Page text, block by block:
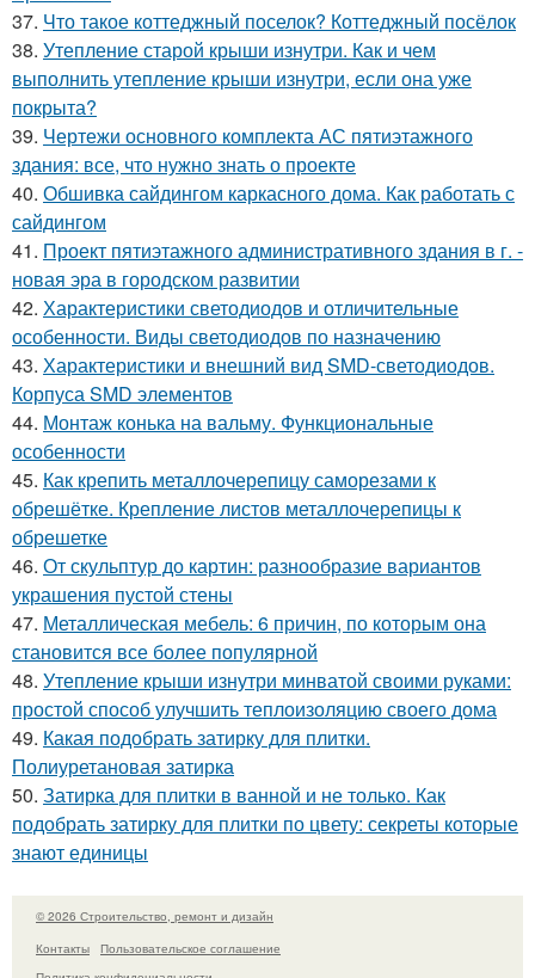
37. Что такое коттеджный поселок? Коттеджный посёлок
38. Утепление старой крыши изнутри. Как и чем
выполнить утепление крыши изнутри, если она уже
покрыта?
39. Чертежи основного комплекта АС пятиэтажного
здания: все, что нужно знать о проекте
40. Обшивка сайдингом каркасного дома. Как работать с
сайдингом
41. Проект пятиэтажного административного здания в г. -
новая эра в городском развитии
42. Характеристики светодиодов и отличительные
особенности. Виды светодиодов по назначению
43. Характеристики и внешний вид SMD-светодиодов.
Корпуса SMD элементов
44. Монтаж конька на вальму. Функциональные
особенности
45. Как крепить металлочерепицу саморезами к
обрешётке. Крепление листов металлочерепицы к
обрешетке
46. От скульптур до картин: разнообразие вариантов
украшения пустой стены
47. Металлическая мебель: 6 причин, по которым она
становится все более популярной
48. Утепление крыши изнутри минватой своими руками:
простой способ улучшить теплоизоляцию своего дома
49. Какая подобрать затирку для плитки.
Полиуретановая затирка
50. Затирка для плитки в ванной и не только. Как
подобрать затирку для плитки по цвету: секреты которые
знают единицы
© 2026 Строительство, ремонт и дизайн
Контакты
Пользовательское соглашение